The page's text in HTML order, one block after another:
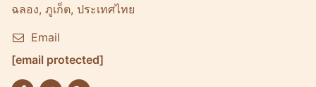
ฉลอง, ภูเก็ต, ประเทศไทย
Email
[email protected]